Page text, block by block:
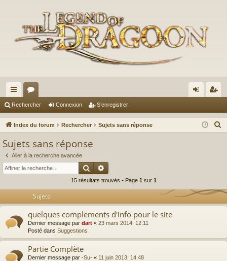
cc
ès
pi
de
or
u ne nr
Rechercher Connexion S’enregistrer
Index du forum Rechercher Sujets sans réponse
c
h
Sujets sans réponse
Aller à la recherche avancée
Rechercher
Recherche avancée
15 résultats trouvés • Page 1 sur 1
Sujets
quelques complements d'info pour le site
Dernier message par dart « 23 mars 2014, 12:11
Posté dans Suggestions
Partie Complète
Dernier message par -Su- « 11 juin 2013, 14:48